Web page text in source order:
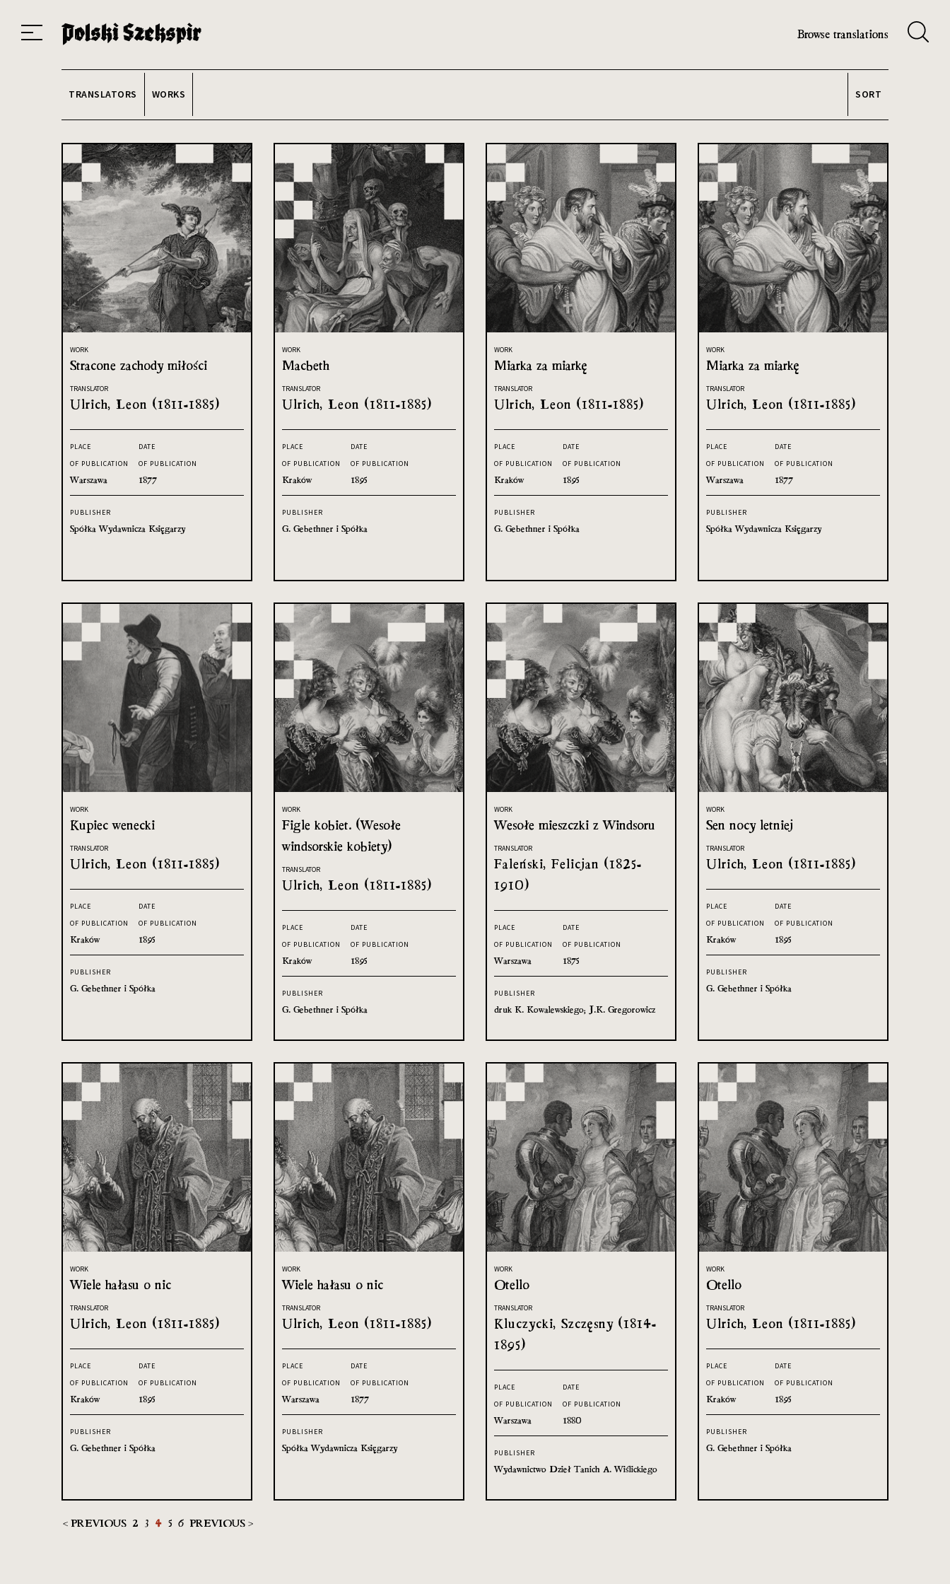
Browse translations
TRANSLATORS WORKS SORT
WORK
Stracone zachody miłości
TRANSLATOR
Ulrich, Leon (1811-1885)
PLACE
OF PUBLICATION
Warszawa
DATE
OF PUBLICATION
1877
PUBLISHER
Spółka Wydawnicza Księgarzy
WORK
Macbeth
TRANSLATOR
Ulrich, Leon (1811-1885)
PLACE
OF PUBLICATION
Kraków
DATE
OF PUBLICATION
1895
PUBLISHER
G. Gebethner i Spółka
WORK
Miarka za miarkę
TRANSLATOR
Ulrich, Leon (1811-1885)
PLACE
OF PUBLICATION
Kraków
DATE
OF PUBLICATION
1895
PUBLISHER
G. Gebethner i Spółka
WORK
Miarka za miarkę
TRANSLATOR
Ulrich, Leon (1811-1885)
PLACE
OF PUBLICATION
Warszawa
DATE
OF PUBLICATION
1877
PUBLISHER
Spółka Wydawnicza Księgarzy
WORK
Kupiec wenecki
TRANSLATOR
Ulrich, Leon (1811-1885)
PLACE
OF PUBLICATION
Kraków
DATE
OF PUBLICATION
1895
PUBLISHER
G. Gebethner i Spółka
WORK
Figle kobiet. (Wesołe
windsorskie kobiety)
TRANSLATOR
Ulrich, Leon (1811-1885)
PLACE
OF PUBLICATION
Kraków
DATE
OF PUBLICATION
1895
PUBLISHER
G. Gebethner i Spółka
WORK
Wesołe mieszczki z Windsoru
TRANSLATOR
Faleński, Felicjan (1825-
1910)
PLACE
OF PUBLICATION
Warszawa
DATE
OF PUBLICATION
1875
PUBLISHER
druk K. Kowalewskiego; J.K. Gregorowicz
WORK
Sen nocy letniej
TRANSLATOR
Ulrich, Leon (1811-1885)
PLACE
OF PUBLICATION
Kraków
DATE
OF PUBLICATION
1895
PUBLISHER
G. Gebethner i Spółka
WORK
Wiele hałasu o nic
TRANSLATOR
Ulrich, Leon (1811-1885)
PLACE
OF PUBLICATION
Kraków
DATE
OF PUBLICATION
1895
PUBLISHER
G. Gebethner i Spółka
WORK
Wiele hałasu o nic
TRANSLATOR
Ulrich, Leon (1811-1885)
PLACE
OF PUBLICATION
Warszawa
DATE
OF PUBLICATION
1877
PUBLISHER
Spółka Wydawnicza Księgarzy
WORK
Otello
TRANSLATOR
Kluczycki, Szczęsny (1814-
1895)
PLACE
OF PUBLICATION
Warszawa
DATE
OF PUBLICATION
1880
PUBLISHER
Wydawnictwo Dzieł Tanich A. Wiślickiego
WORK
Otello
TRANSLATOR
Ulrich, Leon (1811-1885)
PLACE
OF PUBLICATION
Kraków
DATE
OF PUBLICATION
1895
PUBLISHER
G. Gebethner i Spółka
< PREVIOUS 2 3 4 5 6 PREVIOUS >